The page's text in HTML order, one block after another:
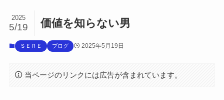
価値を知らない男
2025
5/19
ＳＥＲＥ ブログ 2025年5月19日
当ページのリンクには広告が含まれています。